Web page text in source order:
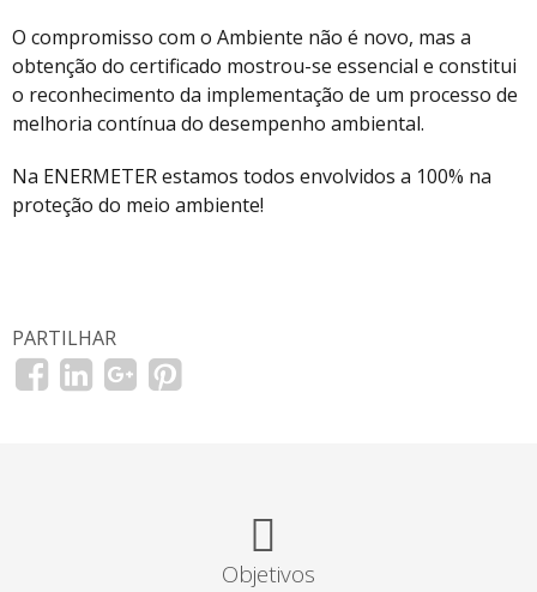
O compromisso com o Ambiente não é novo, mas a
obtenção do certificado mostrou-se essencial e constitui
o reconhecimento da implementação de um processo de
melhoria contínua do desempenho ambiental.
Na ENERMETER estamos todos envolvidos a 100% na
proteção do meio ambiente!
PARTILHAR
Objetivos